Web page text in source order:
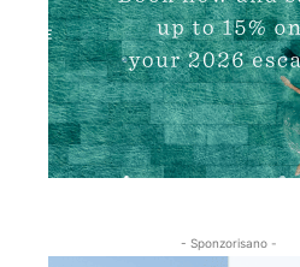
- Sponzorisano -